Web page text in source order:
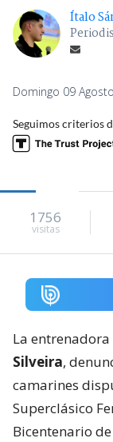
Ítalo
Domingo 09
Seguimos criterios
1756
visitas
La entrenadora
Silveira,
camarines
Superclásico
Bicentenario